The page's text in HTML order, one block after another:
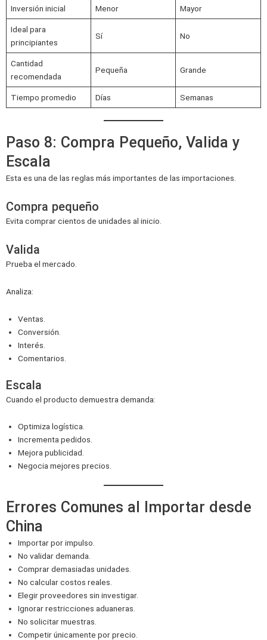
Inversión inicial Menor Mayor
Ideal para
principiantes
Sí No
Cantidad
recomendada
Pequeña Grande
Tiempo promedio Días Semanas
Paso 8: Compra Pequeño, Valida y
Escala
Esta es una de las reglas más importantes de las importaciones.
Compra pequeño
Evita comprar cientos de unidades al inicio.
Valida
Prueba el mercado.
Analiza:
Ventas.
Conversión.
Interés.
Comentarios.
Escala
Cuando el producto demuestra demanda:
Optimiza logística.
Incrementa pedidos.
Mejora publicidad.
Negocia mejores precios.
Errores Comunes al Importar desde
China
Importar por impulso.
No validar demanda.
Comprar demasiadas unidades.
No calcular costos reales.
Elegir proveedores sin investigar.
Ignorar restricciones aduaneras.
No solicitar muestras.
Competir únicamente por precio.